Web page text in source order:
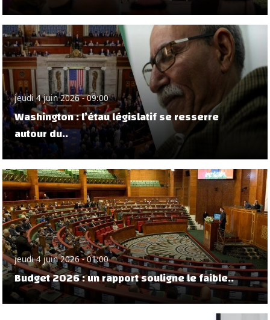
jeudi 4 juin 2026 - 09:00
Washington : l’étau législatif se resserre
autour du..
jeudi 4 juin 2026 - 01:00
Budget 2026 : un rapport souligne le faible..